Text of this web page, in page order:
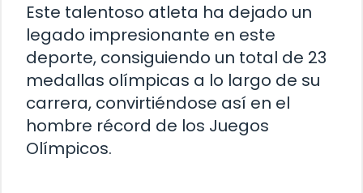
Este talentoso atleta ha dejado un
legado impresionante en este
deporte, consiguiendo un total de 23
medallas olímpicas a lo largo de su
carrera, convirtiéndose así en el
hombre récord de los Juegos
Olímpicos.